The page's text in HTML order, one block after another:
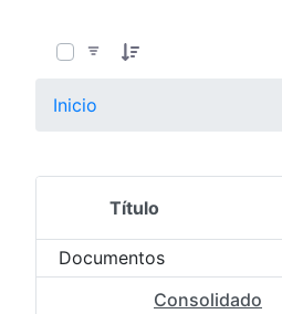
Inicio
Selección del elemento
Título
Documentos
Consolidado